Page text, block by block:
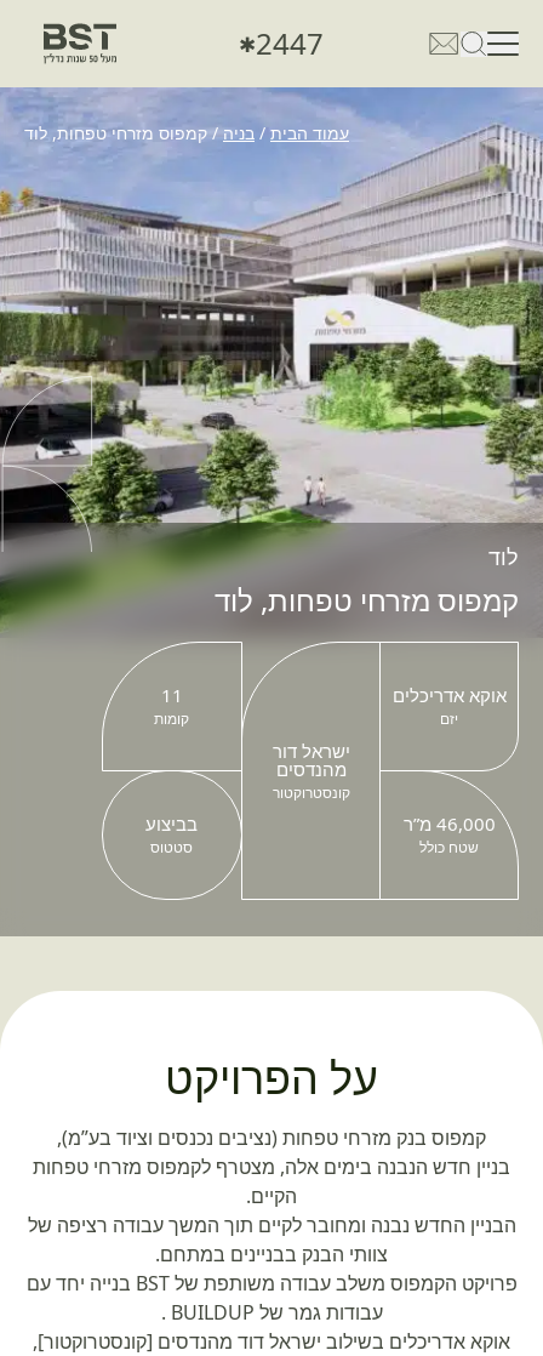
פתיחת טופס חיפוש
פתח את דף פרטי הקשר
2447
✱
עמוד הבית / בניה/קמפוס מזרחי טפחות, לוד
לוד
קמפוס מזרחי טפחות, לוד
אוקא אדריכלים
יזם
ישראל דור
מהנדסים
קונסטרוקטור
11
קומות
46,000 מ”ר
שטח כולל
בביצוע
סטטוס
על הפרויקט
קמפוס בנק מזרחי טפחות (נציבים נכנסים וציוד בע”מ),
בניין חדש הנבנה בימים אלה, מצטרף לקמפוס מזרחי טפחות
הקיים.
הבניין החדש נבנה ומחובר לקיים תוך המשך עבודה רציפה של
צוותי הבנק בבניינים במתחם.
פרויקט הקמפוס משלב עבודה משותפת של BST בנייה יחד עם
עבודות גמר של BUILDUP .
אוקא אדריכלים בשילוב ישראל דוד מהנדסים [קונסטרוקטור],